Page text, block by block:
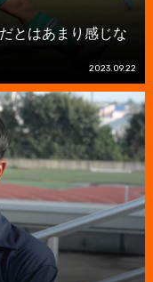
とはあまり感じな
2023.09.22